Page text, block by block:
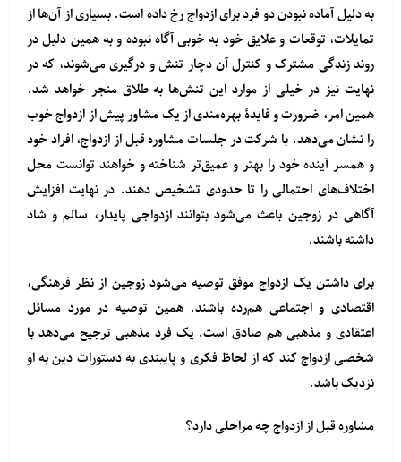
به دلیل آماده نبودن دو فرد برای ازدواج رخ داده است. بسیاری از آن‌ها از
تمایلات، توقعات و علایق خود به خوبی آگاه نبوده و به همین دلیل در
روند زندگی مشترک و کنترل آن دچار تنش‌ و درگیری می‌شوند، که در
نهایت نیز در خیلی از موارد این تنش‌ها به طلاق منجر خواهد شد.
همین امر، ضرورت و فایدۀ بهره‌مندی از یک مشاور پیش از ازدواج خوب
را نشان می‌دهد. با شرکت در جلسات مشاوره قبل از ازدواج، افراد خود
و همسر آینده خود را بهتر و عمیق‌تر شناخته و خواهند توانست محل
اختلاف‌های احتمالی را تا حدودی تشخیص دهند. در نهایت افزایش
آگاهی در زوجین باعث می‌شود بتوانند ازدواجی پایدار، سالم و شاد
داشته باشند.
برای داشتن یک ازدواج موفق توصیه می‌شود زوجین از نظر فرهنگی،
اقتصادی و اجتماعی هم‌رده باشند. همین توصیه در مورد مسائل
اعتقادی و مذهبی هم صادق است. یک فرد مذهبی ترجیح می‌دهد با
شخصی ازدواج کند که از لحاظ فکری و پایبندی به دستورات دین به او
نزدیک باشد.
مشاوره قبل از ازدواج چه مراحلی دارد؟